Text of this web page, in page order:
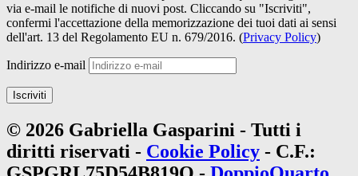
via e-mail le notifiche di nuovi post. Cliccando su "Iscriviti",
confermi l'accettazione della memorizzazione dei tuoi dati ai sensi
dell'art. 13 del Regolamento EU n. 679/2016. (Privacy Policy)
Indirizzo e-mail
Iscriviti
© 2026 Gabriella Gasparini - Tutti i
diritti riservati - Cookie Policy - C.F.: